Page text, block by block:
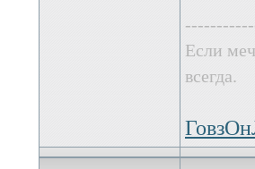
Если
всегда.